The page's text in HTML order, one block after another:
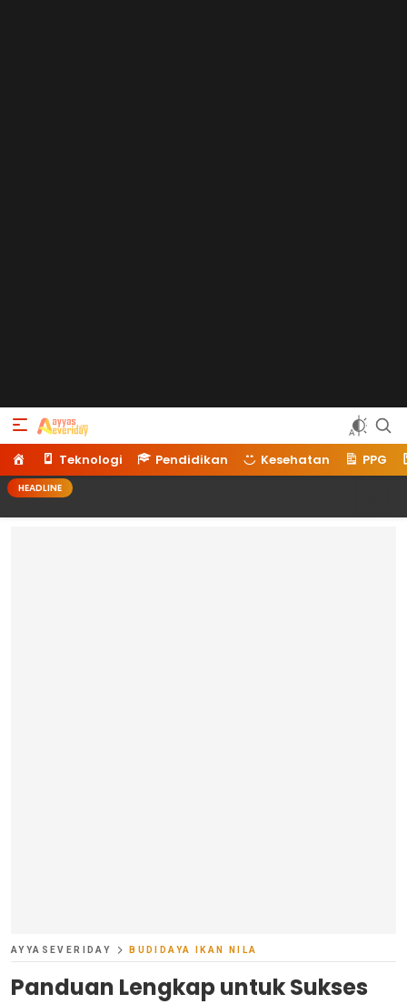
Ayyaseveriday
Beragam Informasi Hari Ini
HomeTeknologi Pendidikan Kesehatan PPG
HEADLINE
AYYASEVERIDAY BUDIDAYA IKAN NILA
Panduan Lengkap untuk Sukses